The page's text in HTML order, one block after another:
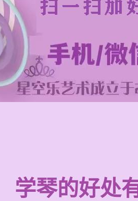
学琴的好处